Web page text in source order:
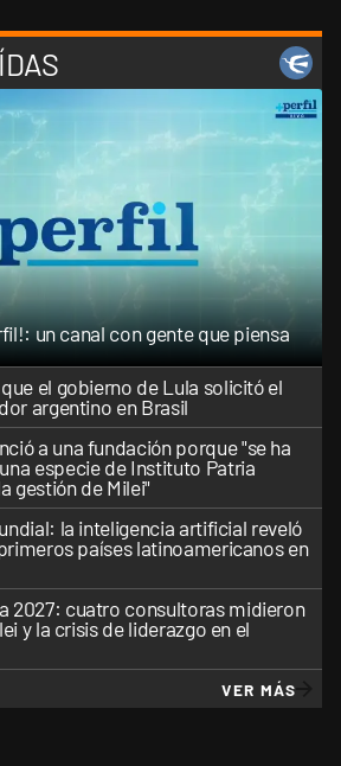
un canal con gente que piensa
el gobierno de Lula solicitó el
argentino en Brasil
a una fundación porque "se ha
especie de Instituto Patria
gestión de Milei"
la inteligencia artificial reveló
países latinoamericanos en
2027: cuatro consultoras midieron
y la crisis de liderazgo en el
VER MÁS